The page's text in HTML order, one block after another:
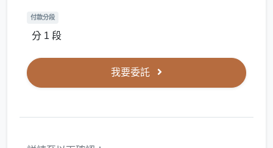
付款分段
分 1 段
我要委託